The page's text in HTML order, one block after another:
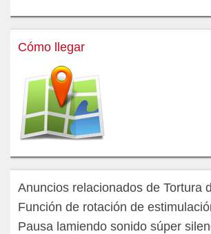
Cómo llegar
Anuncios relacionados de Tortura
Función de rotación de
Pausa lamiendo sonido súper